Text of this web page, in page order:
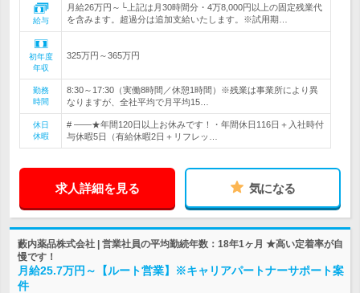
給与
月給26万円～└上記は月30時間分・4万8,000円以上の固定残業代
を含みます。超過分は追加支給いたします。※試用期…
初年度
年収
325万円～365万円
勤務
時間
8:30～17:30（実働8時間／休憩1時間）※残業は事業所により異
なりますが、全社平均で月平均15…
休日
休暇
# ――★年間120日以上お休みです！・年間休日116日＋入社時付
与休暇5日（有給休暇2日＋リフレッ…
求人詳細を見る 気になる
藪内薬品株式会社 | 営業社員の平均勤続年数：18年1ヶ月 ★高い定着率が自
慢です！
月給25.7万円～【ルート営業】※キャリアパートナーサポート案
件